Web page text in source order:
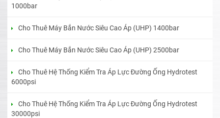
1000bar
Cho Thuê Máy Bắn Nước Siêu Cao Áp (UHP) 1400bar
Cho Thuê Máy Bắn Nước Siêu Cao Áp (UHP) 2500bar
Cho Thuê Hệ Thống Kiểm Tra Áp Lực Đường Ống Hydrotest
6000psi
Cho Thuê Hệ Thống Kiểm Tra Áp Lực Đường Ống Hydrotest
30000psi